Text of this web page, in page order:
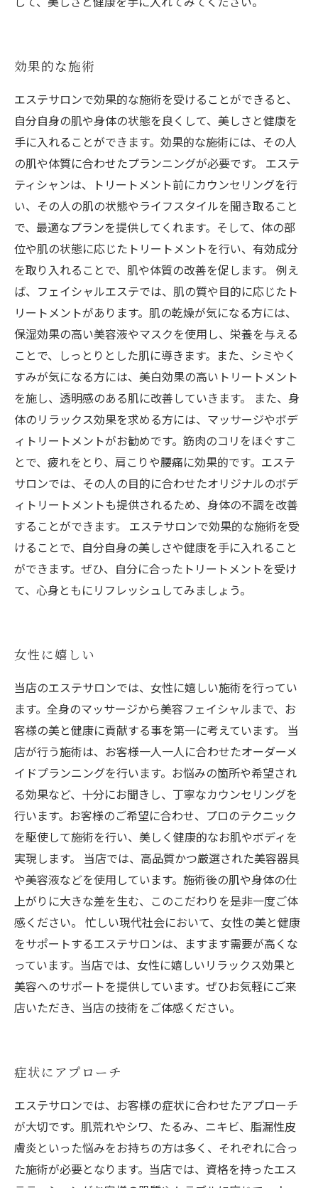
効果的な施術
エステサロンで効果的な施術を受けることができると、
自分自身の肌や身体の状態を良くして、美しさと健康を
手に入れることができます。効果的な施術には、その人
の肌や体質に合わせたプランニングが必要です。 エステ
ティシャンは、トリートメント前にカウンセリングを行
い、その人の肌の状態やライフスタイルを聞き取ること
で、最適なプランを提供してくれます。そして、体の部
位や肌の状態に応じたトリートメントを行い、有効成分
を取り入れることで、肌や体質の改善を促します。 例え
ば、フェイシャルエステでは、肌の質や目的に応じたト
リートメントがあります。肌の乾燥が気になる方には、
保湿効果の高い美容液やマスクを使用し、栄養を与える
ことで、しっとりとした肌に導きます。また、シミやく
すみが気になる方には、美白効果の高いトリートメント
を施し、透明感のある肌に改善していきます。 また、身
体のリラックス効果を求める方には、マッサージやボデ
ィトリートメントがお勧めです。筋肉のコリをほぐすこ
とで、疲れをとり、肩こりや腰痛に効果的です。エステ
サロンでは、その人の目的に合わせたオリジナルのボデ
ィトリートメントも提供されるため、身体の不調を改善
することができます。 エステサロンで効果的な施術を受
けることで、自分自身の美しさや健康を手に入れること
ができます。ぜひ、自分に合ったトリートメントを受け
て、心身ともにリフレッシュしてみましょう。
女性に嬉しい
当店のエステサロンでは、女性に嬉しい施術を行ってい
ます。全身のマッサージから美容フェイシャルまで、お
客様の美と健康に貢献する事を第一に考えています。 当
店が行う施術は、お客様一人一人に合わせたオーダーメ
イドプランニングを行います。お悩みの箇所や希望され
る効果など、十分にお聞きし、丁寧なカウンセリングを
行います。お客様のご希望に合わせ、プロのテクニック
を駆使して施術を行い、美しく健康的なお肌やボディを
実現します。 当店では、高品質かつ厳選された美容器具
や美容液などを使用しています。施術後の肌や身体の仕
上がりに大きな差を生む、このこだわりを是非一度ご体
感ください。 忙しい現代社会において、女性の美と健康
をサポートするエステサロンは、ますます需要が高くな
っています。当店では、女性に嬉しいリラックス効果と
美容へのサポートを提供しています。ぜひお気軽にご来
店いただき、当店の技術をご体感ください。
症状にアプローチ
エステサロンでは、お客様の症状に合わせたアプローチ
が大切です。肌荒れやシワ、たるみ、ニキビ、脂漏性皮
膚炎といった悩みをお持ちの方は多く、それぞれに合っ
た施術が必要となります。当店では、資格を持ったエス